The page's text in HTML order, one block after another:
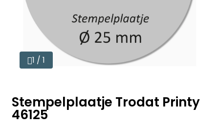
1 / 1
Stempelplaatje Trodat Printy
46125